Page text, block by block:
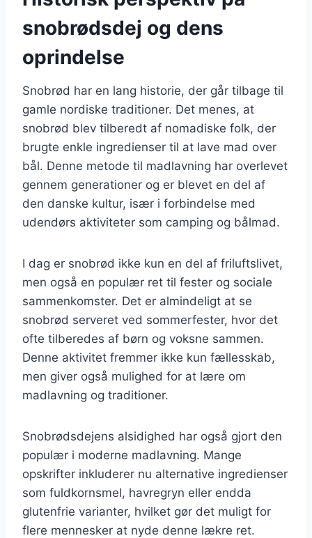
snobrødsdej og dens
oprindelse
Snobrød har en lang historie, der går tilbage til
gamle nordiske traditioner. Det menes, at
snobrød blev tilberedt af nomadiske folk, der
brugte enkle ingredienser til at lave mad over
bål. Denne metode til madlavning har overlevet
gennem generationer og er blevet en del af
den danske kultur, især i forbindelse med
udendørs aktiviteter som camping og bålmad.
I dag er snobrød ikke kun en del af friluftslivet,
men også en populær ret til fester og sociale
sammenkomster. Det er almindeligt at se
snobrød serveret ved sommerfester, hvor det
ofte tilberedes af børn og voksne sammen.
Denne aktivitet fremmer ikke kun fællesskab,
men giver også mulighed for at lære om
madlavning og traditioner.
Snobrødsdejens alsidighed har også gjort den
populær i moderne madlavning. Mange
opskrifter inkluderer nu alternative ingredienser
som fuldkornsmel, havregryn eller endda
glutenfrie varianter, hvilket gør det muligt for
flere mennesker at nyde denne lækre ret.